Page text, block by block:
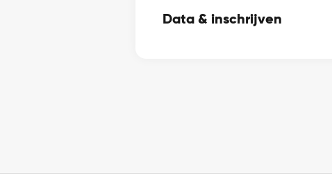
Data & inschrijven